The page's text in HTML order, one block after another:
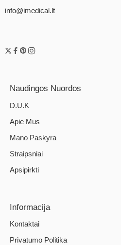
info@imedical.lt
Naudingos Nuordos
D.U.K
Apie Mus
Mano Paskyra
Straipsniai
Apsipirkti
Informacija
Kontaktai
Privatumo Politika